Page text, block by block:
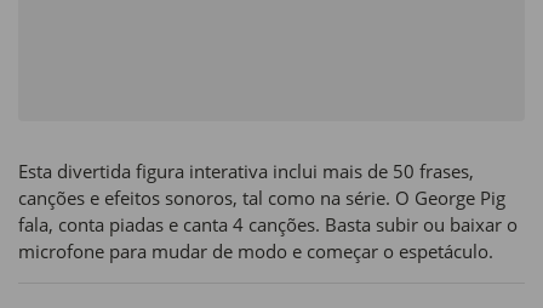
Esta divertida figura interativa inclui mais de 50 frases,
canções e efeitos sonoros, tal como na série. O George Pig
fala, conta piadas e canta 4 canções. Basta subir ou baixar o
microfone para mudar de modo e começar o espetáculo.